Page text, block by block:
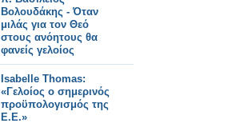
Βολουδάκης - Όταν
μιλάς για τον Θεό
στους ανόητους θα
φανείς γελοίος
Isabelle Thomas:
«Γελοίος ο σημερινός
προϋπολογισμός της
Ε.Ε.»